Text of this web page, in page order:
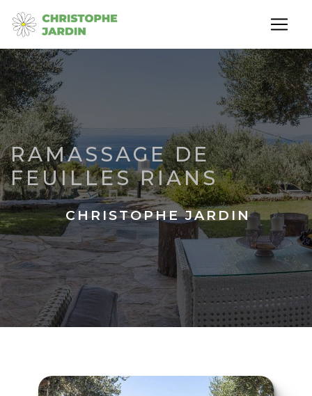
RAMASSAGE DE
FEUILLES RIANS
CHRISTOPHE JARDIN